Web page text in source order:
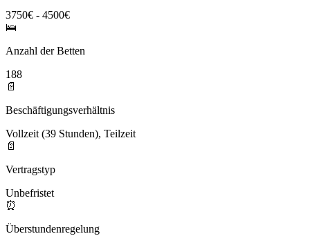
3750€ - 4500€
🛌
Anzahl der Betten
188
📄
Beschäftigungsverhältnis
Vollzeit (39 Stunden), Teilzeit
📄
Vertragstyp
Unbefristet
⏰
Überstundenregelung